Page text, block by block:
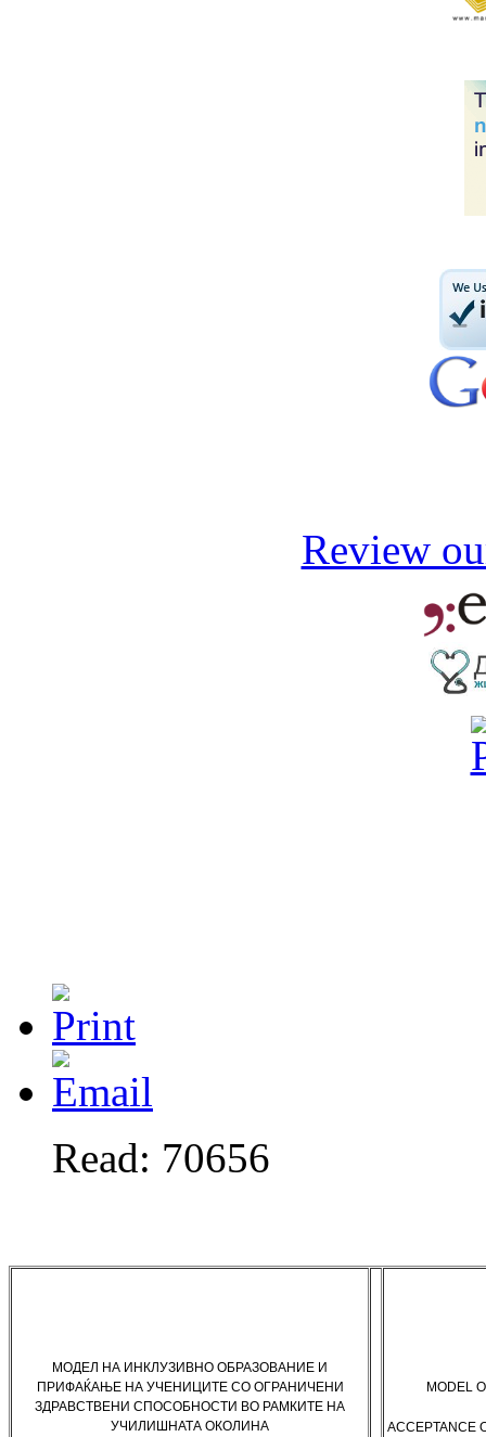
Review
Read: 70656
МОДЕЛ НА ИНКЛУЗИВНО ОБРАЗОВАНИЕ И
ПРИФАЌАЊЕ НА УЧЕНИЦИТЕ СО ОГРАНИЧЕНИ
ЗДРАВСТВЕНИ СПОСОБНОСТИ ВО РАМКИТЕ НА
УЧИЛИШНАТА ОКОЛИНА
MODEL
ACCEPTANCE